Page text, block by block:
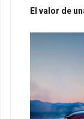
El valor de